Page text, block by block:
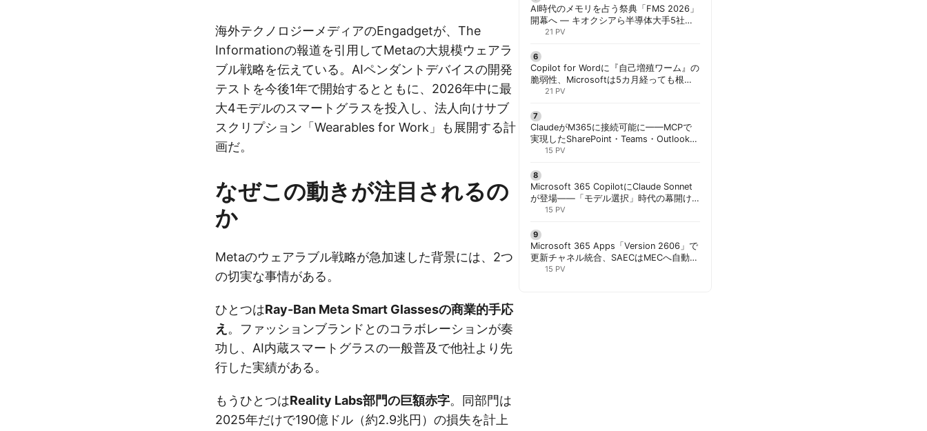
海外テクノロジーメディアのEngadgetが、The
Informationの報道を引用してMetaの大規模ウェアラ
ブル戦略を伝えている。AIペンダントデバイスの開発
テストを今後1年で開始するとともに、2026年中に最
大4モデルのスマートグラスを投入し、法人向けサブ
スクリプション「Wearables for Work」も展開する計
画だ。
なぜこの動きが注目されるの
か
Metaのウェアラブル戦略が急加速した背景には、2つ
の切実な事情がある。
ひとつはRay-Ban Meta Smart Glassesの商業的手応
え 。ファッションブランドとのコラボレーションが奏
功し、AI内蔵スマートグラスの一般普及で他社より先
行した実績がある。
もうひとつはReality Labs部門の巨額赤字。同部門は
2025年だけで190億ドル（約2.9兆円）の損失を計上
AI時代のメモリを占う祭典「FMS 2026」
開幕へ ― キオクシアら半導体大手5社が
基調講演に集結 | 胡田昌彦
21 PV
Copilot for Wordに『自己増殖ワーム』の
脆弱性、Microsoftは5カ月経っても根本
対策できず | 胡田昌彦
21 PV
ClaudeがM365に接続可能に——MCPで
実現したSharePoint・Teams・Outlook連
携、セキュリティと実務への影響を読み
15 PV
Microsoft 365 CopilotにClaude Sonnet
が登場——「モデル選択」時代の幕開け
と管理者が知るべき注意点 | 胡田昌彦
15 PV
Microsoft 365 Apps「Version 2606」で
更新チャネル統合、SAECはMECへ自動移
行 | 胡田昌彦
15 PV